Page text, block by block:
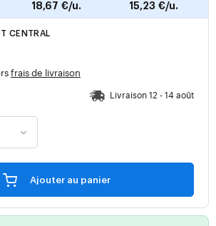
18,67 €/u. 15,23 €/u.
CENTRAL
frais de livraison
Livraison 12 - 14 août
Ajouter au panier